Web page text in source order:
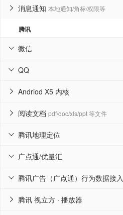
消息通知 本地通知/角标/权限等

腾讯
微信

QQ

Andriod X5 内核

阅读文档 pdf/doc/xls/ppt 等文件

腾讯地理定位

广点通/优量汇

腾讯广告（广点通）行为数据接入

腾讯 视立方 · 播放器
